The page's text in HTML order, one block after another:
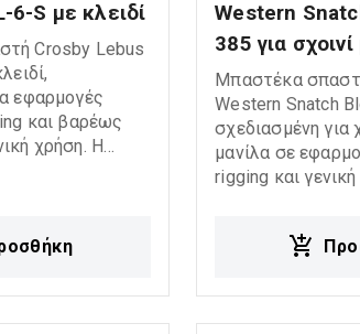
6-S με κλειδί
Crosby Lebus
εφαρμογές
και βαρέως
χρήση. Η
κατασκευή
Western
385 για
Μπαστέκα
Western Snatch
σχεδιασμένη για
μανίλα σε
rigging και
σχοινιού και
Η σπαστή
εύκολη και